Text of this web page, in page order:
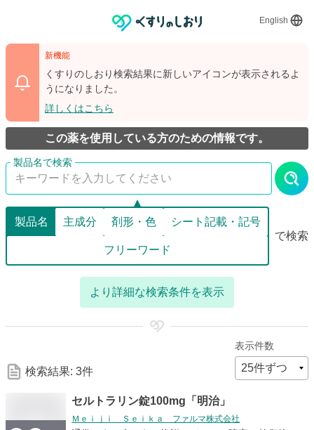
English
新機能
くすりのしおり検索結果に新しいアイコンが表示されるよ
うになりました。
詳しくはこちら
この薬を使用している方のための情報です。
製品名 主成分 剤形・色 シート記載・記号
フリーワード
で検索
な
より詳細な検索条件を表示
検索結果: 3件
表示件数
セルトラリン錠100mg「明治」
Ｍｅｉｊｉ Ｓｅｉｋａ ファルマ株式会社